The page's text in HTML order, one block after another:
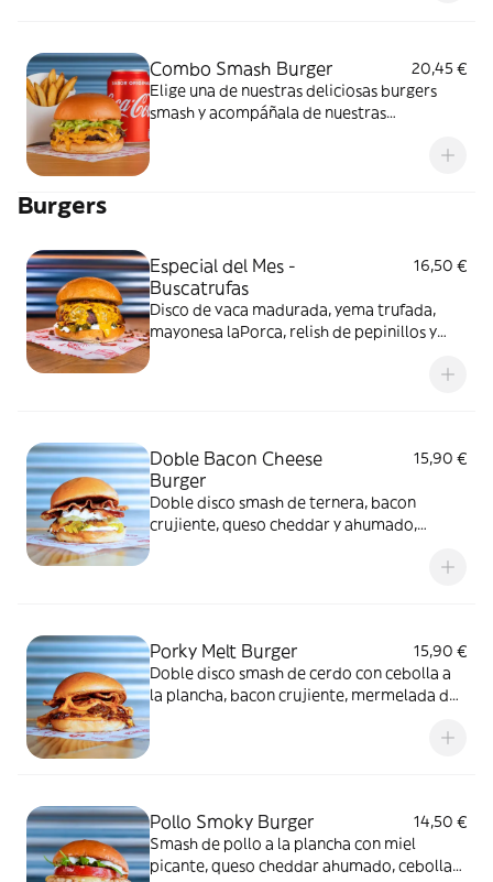
Combo Smash Burger
20,45 €
Elige una de nuestras deliciosas burgers
smash y acompáñala de nuestras
Burgers
Especial del Mes -
Buscatrufas
16,50 €
Disco de vaca madurada, yema trufada,
mayonesa laPorca, relish de pepinillos y
Doble Bacon Cheese
Burger
15,90 €
Doble disco smash de ternera, bacon
crujiente, queso cheddar y ahumado,
Porky Melt Burger
15,90 €
Doble disco smash de cerdo con cebolla a
la plancha, bacon crujiente, mermelada de
Pollo Smoky Burger
14,50 €
Smash de pollo a la plancha con miel
picante, queso cheddar ahumado, cebolla